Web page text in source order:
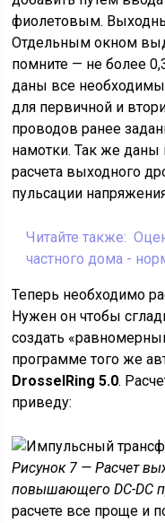
фиолетовым.
Отдельным окном
помните — не более
даны все
для первичной и
проводов ранее
намотки. Так же
расчета выходного
пульсации
Читайте также:
частного дома -
Теперь необходимо
Нужен он чтобы
создать
программе того же
DrosselRing 5.0.
приведу:
Рисунок 7 — Расчет
повышающего DC-DC
расчете все проще и